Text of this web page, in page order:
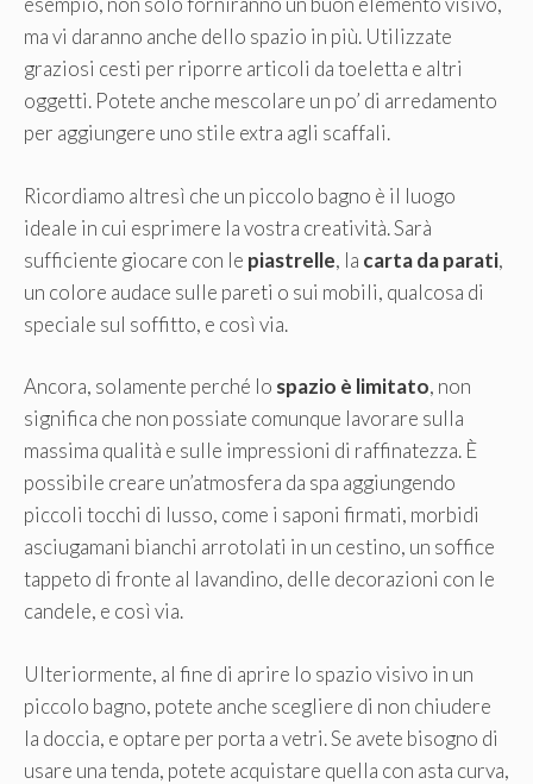
ma vi daranno anche dello spazio in più. Utilizzate
graziosi cesti per riporre articoli da toeletta e altri
oggetti. Potete anche mescolare un po’ di arredamento
per aggiungere uno stile extra agli scaffali.
Ricordiamo altresì che un piccolo bagno è il luogo
ideale in cui esprimere la vostra creatività. Sarà
sufficiente giocare con le piastrelle, la carta da parati,
un colore audace sulle pareti o sui mobili, qualcosa di
speciale sul soffitto, e così via.
Ancora, solamente perché lo spazio è limitato, non
significa che non possiate comunque lavorare sulla
massima qualità e sulle impressioni di raffinatezza. È
possibile creare un’atmosfera da spa aggiungendo
piccoli tocchi di lusso, come i saponi firmati, morbidi
asciugamani bianchi arrotolati in un cestino, un soffice
tappeto di fronte al lavandino, delle decorazioni con le
candele, e così via.
Ulteriormente, al fine di aprire lo spazio visivo in un
piccolo bagno, potete anche scegliere di non chiudere
la doccia, e optare per porta a vetri. Se avete bisogno di
usare una tenda, potete acquistare quella con asta curva,